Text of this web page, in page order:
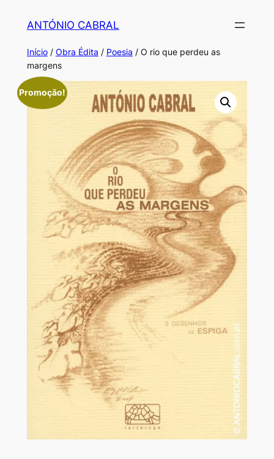
conteúdo
ANTÓNIO CABRAL
Início/ Obra Édita / Poesia / O rio que perdeu as
margens
Promoção!